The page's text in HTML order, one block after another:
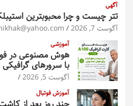
آگهی
تتر چیست و چرا محبوبترین
آگوست 7, 2026
آموزشی
هوش مصنوعی در
با سرورهای گرافیکی HPE
آگوست 5, 2026
آموزش فوتبال